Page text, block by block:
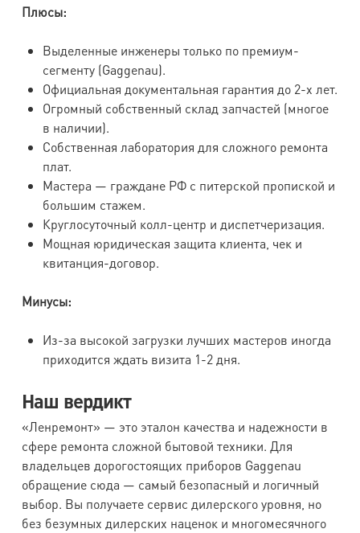
Плюсы:
Выделенные инженеры только по премиум-
сегменту (Gaggenau).
Официальная документальная гарантия до 2-х лет.
Огромный собственный склад запчастей (многое
в наличии).
Собственная лаборатория для сложного ремонта
плат.
Мастера — граждане РФ с питерской пропиской и
большим стажем.
Круглосуточный колл-центр и диспетчеризация.
Мощная юридическая защита клиента, чек и
квитанция-договор.
Минусы:
Из-за высокой загрузки лучших мастеров иногда
приходится ждать визита 1-2 дня.
Наш вердикт
«Ленремонт» — это эталон качества и надежности в
сфере ремонта сложной бытовой техники. Для
владельцев дорогостоящих приборов Gaggenau
обращение сюда — самый безопасный и логичный
выбор. Вы получаете сервис дилерского уровня, но
без безумных дилерских наценок и многомесячного